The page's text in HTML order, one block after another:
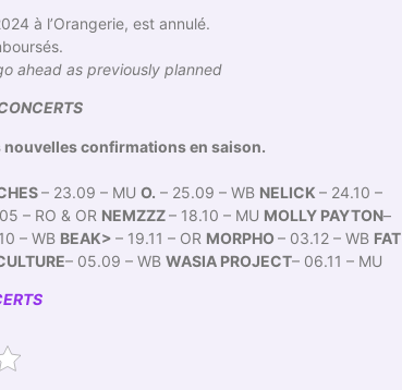
à l’Orangerie, est annulé.
ahead as previously planned
confirmations en saison.
– 23.09 – MU O. – 25.09 – WB NELICK – 24.10 –
– RO & OR NEMZZZ– 18.10 – MU MOLLY PAYTON–
– WB BEAK>– 19.11 – OR MORPHO– 03.12 – WB FAT
– 05.09 – WB WASIA PROJECT– 06.11 – MU